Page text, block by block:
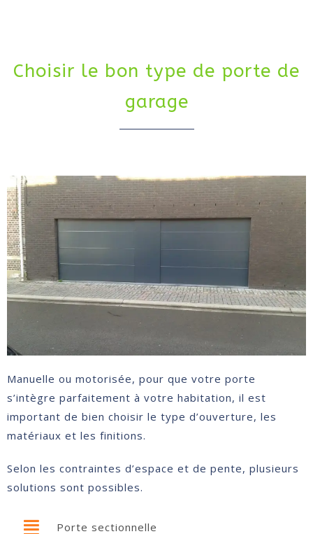
Choisir le bon type de porte de
garage
Manuelle ou motorisée, pour que votre porte
s’intègre parfaitement à votre habitation, il est
important de bien choisir le type d’ouverture, les
matériaux et les finitions.
Selon les contraintes d’espace et de pente, plusieurs
solutions sont possibles.
Porte sectionnelle